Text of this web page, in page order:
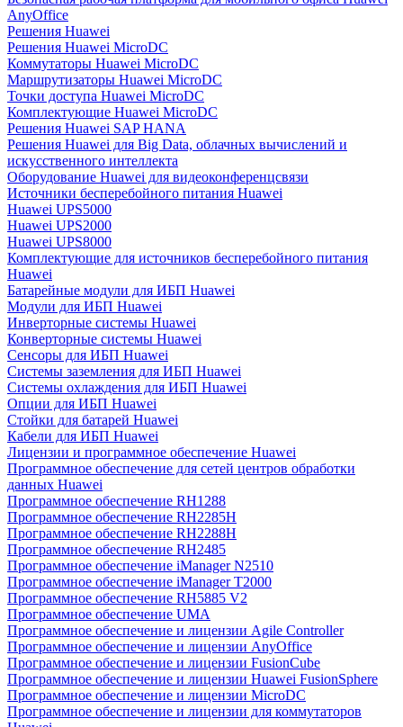
AnyOffice
Решения Huawei
Решения Huawei MicroDC
Коммутаторы Huawei MicroDC
Маршрутизаторы Huawei MicroDC
Точки доступа Huawei MicroDC
Комплектующие Huawei MicroDC
Решения Huawei SAP HANA
Решения Huawei для Big Data, облачных вычислений и
искусственного интеллекта
Оборудование Huawei для видеоконференцсвязи
Источники бесперебойного питания Huawei
Huawei UPS5000
Huawei UPS2000
Huawei UPS8000
Комплектующие для источников бесперебойного питания
Huawei
Батарейные модули для ИБП Huawei
Модули для ИБП Huawei
Инверторные системы Huawei
Конверторные системы Huawei
Сенсоры для ИБП Huawei
Системы заземления для ИБП Huawei
Системы охлаждения для ИБП Huawei
Опции для ИБП Huawei
Стойки для батарей Huawei
Кабели для ИБП Huawei
Лицензии и программное обеспечение Huawei
Программное обеспечение для сетей центров обработки
данных Huawei
Программное обеспечение RH1288
Программное обеспечение RH2285H
Программное обеспечение RH2288H
Программное обеспечение RH2485
Программное обеспечение iManager N2510
Программное обеспечение iManager T2000
Программное обеспечение RH5885 V2
Программное обеспечение UMA
Программное обеспечение и лицензии Agile Controller
Программное обеспечение и лицензии AnyOffice
Программное обеспечение и лицензии FusionCube
Программное обеспечение и лицензии Huawei FusionSphere
Программное обеспечение и лицензии MicroDC
Программное обеспечение и лицензии для коммутаторов